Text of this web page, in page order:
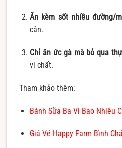
Ăn kèm sốt nhiều đường/
cân.
Chỉ ăn ức gà mà bỏ qua
vi chất.
Tham khảo thêm:
Bánh Sữa Ba Vì Bao Nhiêu
Giá Vé Happy Farm Bình